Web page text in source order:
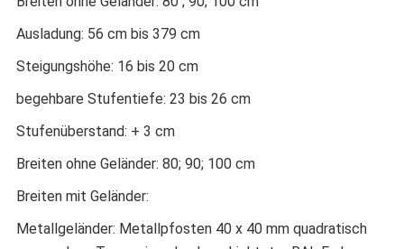
Ausladung: 56 cm bis 379 cm
Steigungshöhe: 16 bis 20 cm
begehbare Stufentiefe: 23 bis 26 cm
Stufenüberstand: + 3 cm
Breiten ohne Geländer: 80; 90; 100 cm
Breiten mit Geländer:
Metallgeländer: Metallpfosten 40 x 40 mm quadratisch